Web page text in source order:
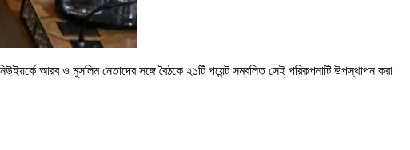
আরব ও মুসলিম নেতাদের সঙ্গে বৈঠকে ২১টি পয়েন্ট সম্বলিত সেই পরিকল্পনাটি উপস্থাপন করা